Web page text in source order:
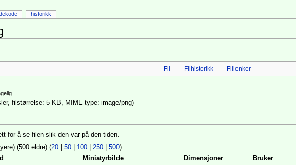
Fil Filhistorikk Fillenker
filstørrelse: 5 KB, MIME-type: image/png)
for å se filen slik den var på den tiden.
(500 eldre) (20 |50 100 |250 |500).
Miniatyrbilde Dimensjoner Bruker
historikk